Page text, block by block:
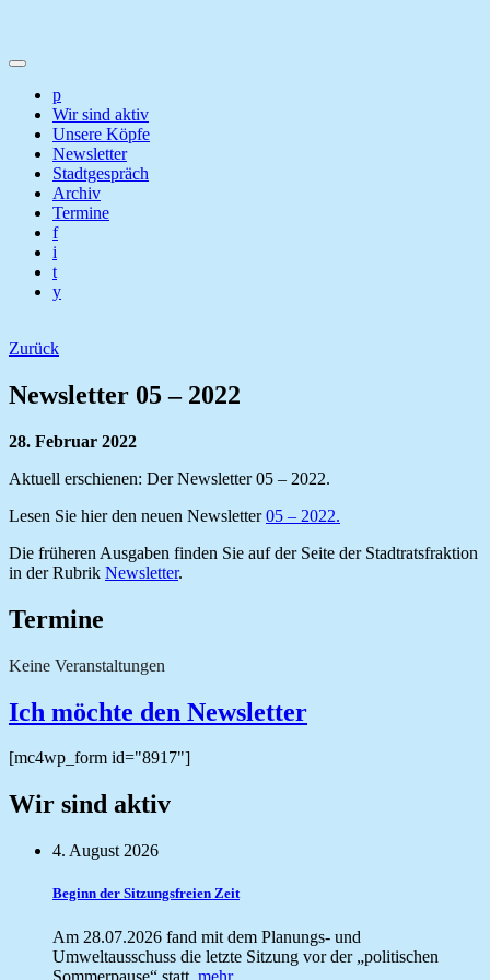
p
Wir sind aktiv
Unsere Köpfe
Newsletter
Stadtgespräch
Archiv
Termine
f
i
t
y
Zurück
Newsletter 05 – 2022
28. Februar 2022
Aktuell erschienen: Der Newsletter 05 – 2022.
Lesen Sie hier den neuen Newsletter05 – 2022.
Die früheren Ausgaben finden Sie auf der Seite der Stadtratsfraktion
in der Rubrik Newsletter.
Termine
Keine Veranstaltungen
Ich möchte den Newsletter
[mc4wp_form id="8917"]
Wir sind aktiv
4. August 2026
Beginn der Sitzungsfreien Zeit
Am 28.07.2026 fand mit dem Planungs- und
Umweltausschuss die letzte Sitzung vor der „politischen
Sommerpause“ statt. mehr